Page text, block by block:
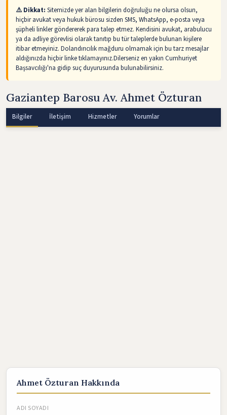
⚠️ Dikkat: Sitemizde yer alan bilgilerin doğruluğu ne olursa olsun,
hiçbir avukat veya hukuk bürosu sizden SMS, WhatsApp, e-posta veya
şüpheli linkler göndererek para talep etmez. Kendisini avukat, arabulucu
ya da adliye görevlisi olarak tanıtıp bu tür taleplerde bulunan kişilere
itibar etmeyiniz. Dolandırıcılık mağduru olmamak için bu tarz mesajlar
aldığınızda hiçbir linke tıklamayınız.Dilerseniz en yakın Cumhuriyet
Başsavcılığı'na gidip suç duyurusunda bulunabilirsiniz.
Gaziantep Barosu Av. Ahmet Özturan
Bilgiler İletişim Hizmetler Yorumlar
Ahmet Özturan Hakkında
ADI SOYADI